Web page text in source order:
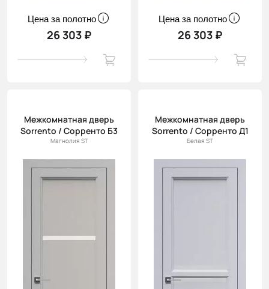
Цена за полотно
26 303 ₽
Цена за полотно
26 303 ₽
Межкомнатная дверь
Sorrento / Сорренто Б3
Магнолия ST
Межкомнатная дверь
Sorrento / Сорренто Д1
Белая ST